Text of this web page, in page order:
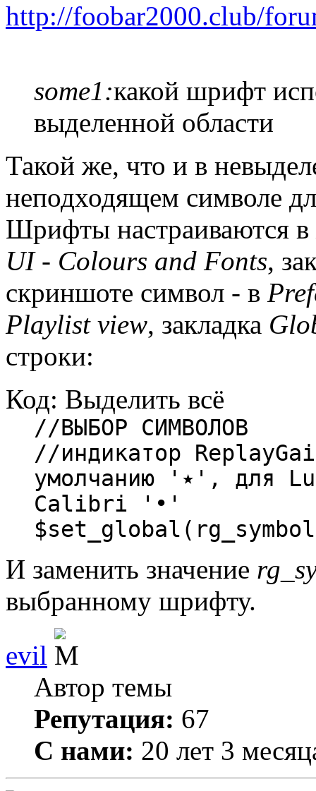
http://foobar2000.club/
some1:какой шрифт
выделенной области
Такой же, что и в
неподходящем символе
Шрифты настраиваются в
UI - Colours and Fonts,
скриншоте символ - в
Playlist view, закладка
строки:
Код: Выделить всё
//ВЫБОР СИМВОЛОВ
//индикатор
умолчанию '٭', для Lucida Sans Unicode '●', для
Calibri '•'
И заменить значение
выбранному шрифту.
evil
Автор темы
Репутация: 67
С нами: 20 лет 3